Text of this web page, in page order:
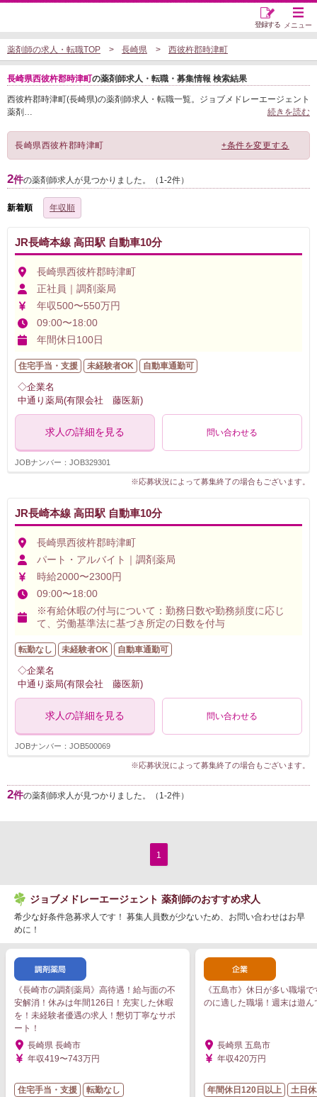
メニュー
登録する
薬剤師の求人・転職TOP 長崎県 西彼杵郡時津町
長崎県西彼杵郡時津町の薬剤師求人・転職・募集情報 検索結果
西彼杵郡時津町(長崎県)の薬剤師求人・転職一覧。ジョブメドレーエージェント
薬剤 … 続きを読む
長崎県西彼杵郡時津町 +条件を変更する
2件の薬剤師求人が見つかりました。（1-2件）
新着順 年収順
JR長崎本線 高田駅 自動車10分
長崎県西彼杵郡時津町
正社員｜調剤薬局
年収500〜550万円
09:00〜18:00
年間休日100日
住宅手当・支援 未経験者OK 自動車通勤可
◇企業名
中通り薬局(有限会社 藤医新)
求人の詳細を見る 問い合わせる
JOBナンバー：JOB329301
※応募状況によって募集終了の場合もございます。
JR長崎本線 高田駅 自動車10分
長崎県西彼杵郡時津町
パート・アルバイト｜調剤薬局
時給2000〜2300円
09:00〜18:00
※有給休暇の付与について：勤務日数や勤務頻度に応じ
て、労働基準法に基づき所定の日数を付与
転勤なし 未経験者OK 自動車通勤可
◇企業名
中通り薬局(有限会社 藤医新)
求人の詳細を見る 問い合わせる
JOBナンバー：JOB500069
※応募状況によって募集終了の場合もございます。
2件の薬剤師求人が見つかりました。（1-2件）
1
ジョブメドレーエージェント 薬剤師のおすすめ求人
希少な好条件急募求人です！ 募集人員数が少ないため、お問い合わせはお早
めに！
《長崎市の調剤薬局》高待遇！給与面の不
安解消！休みは年間126日！充実した休暇
を！未経験者優遇の求人！懇切丁寧なサポ
ート！
長崎県 長崎市
年収419〜743万円
住宅手当・支援 転勤なし
《五島市》休日が多い職場
のに適した職場！週末は遊ん
長崎県 五島市
年収420万円
年間休日120日以上 土日